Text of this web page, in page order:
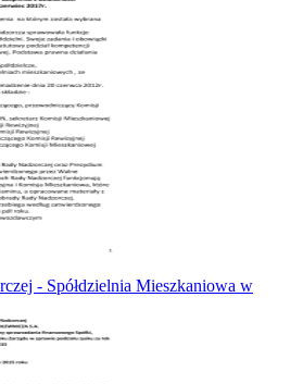
- Spółdzielnia Mieszkaniowa w